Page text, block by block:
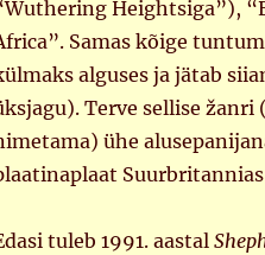
Heightsiga”),
Samas kõige
alguses ja jätab
Terve sellise
ühe
tuleb 1991. aastal